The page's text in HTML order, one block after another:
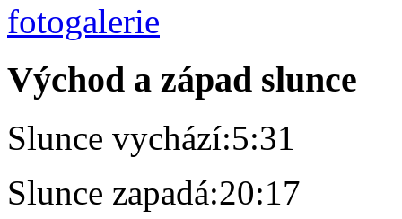
Východ a západ slunce
Slunce vychází:5:31
Slunce zapadá:20:17